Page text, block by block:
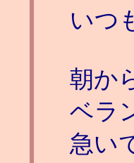
いつ
朝か
ベラ
急い